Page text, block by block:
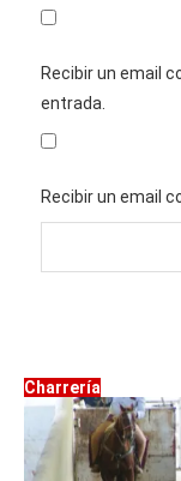
Recibir un email
entrada.
Recibir un email
Charrería